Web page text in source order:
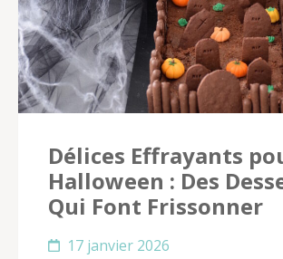
Délices Effrayants
Halloween : Des
Qui Font Frissonner
17 janvier 2026